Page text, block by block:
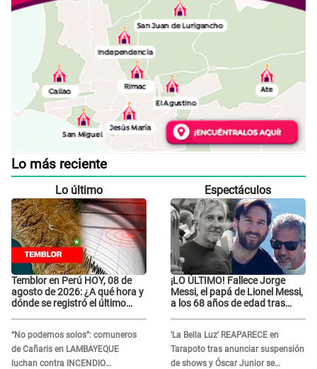
Lo más reciente
Lo último
Temblor en Perú HOY, 08 de
agosto de 2026: ¿A qué hora y
dónde se registró el último
“No podemos solos”: comuneros
de Cañaris en LAMBAYEQUE
luchan contra INCENDIO
Espectáculos
¡LO ÚLTIMO! Fallece Jorge
Messi, el papá de Lionel Messi,
a los 68 años de edad tras
'La Bella Luz' REAPARECE en
Tarapoto tras anunciar suspensión
de shows y Óscar Junior se